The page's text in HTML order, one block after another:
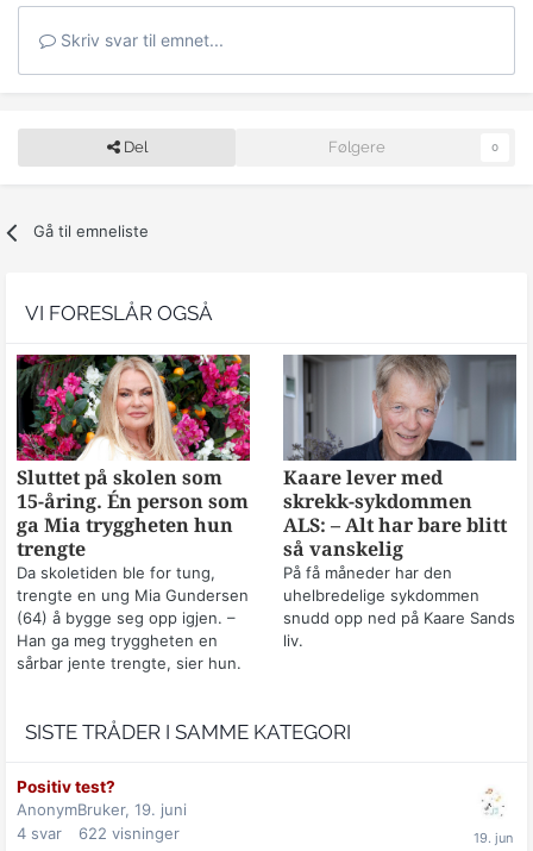
Skriv svar til emnet...
Del Følgere 0
Gå til emneliste
VI FORESLÅR OGSÅ
Sluttet på skolen som
15-åring. Én person som
ga Mia tryggheten hun
trengte
Da skoletiden ble for tung,
trengte en ung Mia Gundersen
(64) å bygge seg opp igjen. –
Han ga meg tryggheten en
sårbar jente trengte, sier hun.
Kaare lever med
skrekk-sykdommen
ALS: – Alt har bare blitt
så vanskelig
På få måneder har den
uhelbredelige sykdommen
snudd opp ned på Kaare Sands
liv.
SISTE TRÅDER I SAMME KATEGORI
Positiv test?
AnonymBruker, 19. juni
4 svar 622 visninger